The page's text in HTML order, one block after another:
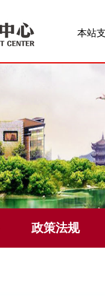
本站
政策法规